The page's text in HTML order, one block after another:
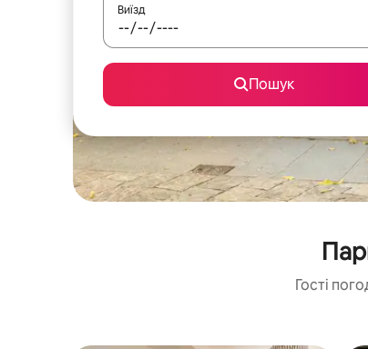
Виїзд
Пошук
Гості